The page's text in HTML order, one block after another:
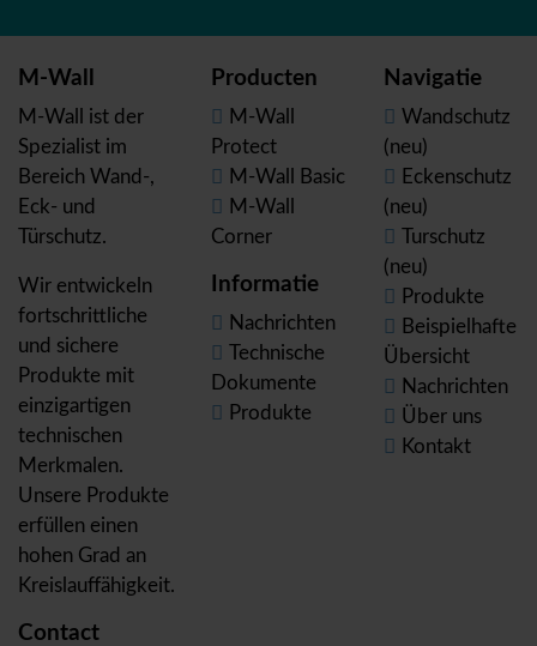
M-Wall
M-Wall ist der
Spezialist im
Bereich Wand-,
Eck- und
Türschutz.
Wir entwickeln
fortschrittliche
und sichere
Produkte mit
einzigartigen
technischen
Merkmalen.
Unsere Produkte
erfüllen einen
hohen Grad an
Kreislauffähigkeit.
Producten
M-Wall
Protect
M-Wall Basic
M-Wall
Corner
Informatie
Nachrichten
Technische
Dokumente
Produkte
Navigatie
Wandschutz
(neu)
Eckenschutz
(neu)
Turschutz
(neu)
Produkte
Beispielhafte
Übersicht
Nachrichten
Über uns
Kontakt
Contact